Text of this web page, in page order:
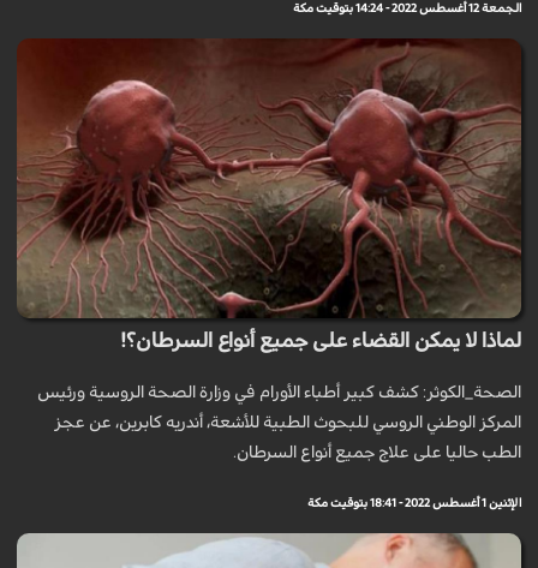
الجمعة 12 أغسطس 2022 - 14:24 بتوقيت مكة
لماذا لا يمكن القضاء على جميع أنواع السرطان؟!
الصحة_الكوثر: كشف كبير أطباء الأورام في وزارة الصحة الروسية ورئيس
المركز الوطني الروسي للبحوث الطبية للأشعة، أندريه كابرين، عن عجز
الطب حاليا على علاج جميع أنواع السرطان.
الإثنين 1 أغسطس 2022 - 18:41 بتوقيت مكة